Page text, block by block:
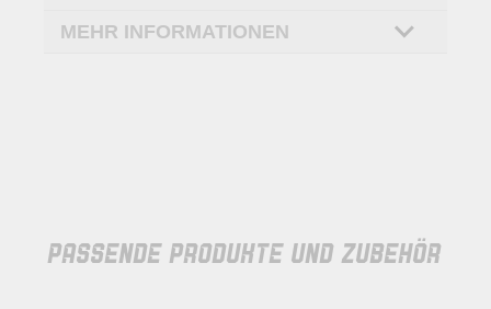
MEHR INFORMATIONEN
PASSENDE PRODUKTE UND ZUBEHÖR